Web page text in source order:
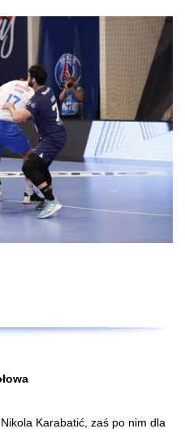
Karabatić, zaś po nim dla